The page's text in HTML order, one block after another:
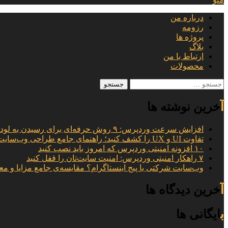
درباره من
رزومه
پروژه ها
بلاگ
ارتباط با من
محصولات
جستجو
آخرین نوشته ها
افزایش سرعت وردپرس: ۹ روش حرفه‌ای برای رسیدن به لود ۱ ثانیه
تفاوت UI و UX را کشف کنید؛ راهنمای جامع طراحی وب‌سایت
۱۰ افزونه امنیتی وردپرس که امروز باید نصب کنید
۷ راهکار امنیتی وردپرس: امنیت سایت‌تان را قفل کنید
وب‌سایت شرکتی یا پیج اینستاگرام؟ مقایسه‌ی جامع مزایا و
آخرین دیدگاه ها
بایگانی ها